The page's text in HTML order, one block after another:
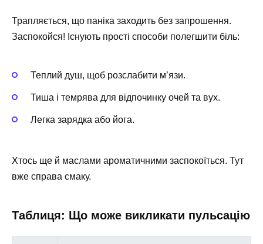
Трапляється, що паніка заходить без запрошення.
Заспокойся! Існують прості способи полегшити біль:
Теплий душ, щоб розслабити м’язи.
Тиша і темрява для відпочинку очей та вух.
Легка зарядка або йога.
Хтось ще й маслами ароматичними заспокоїться. Тут
вже справа смаку.
Таблиця: Що може викликати пульсацію